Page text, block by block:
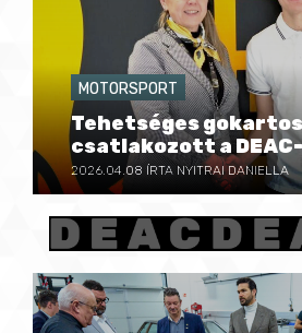
MOTORSPORT
Tehetséges gokartos
csatlakozott a
2026.04.08 ÍRTA NYITRAI DANIELLA